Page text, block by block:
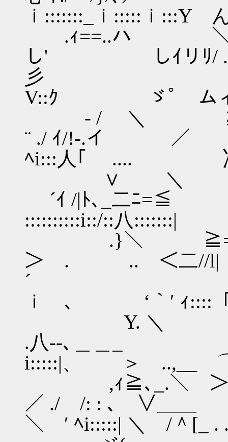
ｉ:::::::_ｉ:::::ｉ:::Y
.ｨ==..ハ ＼ .
し' しｲリﾘ/ .ｲ
彡 |
V::ｸ ゞﾟ ムィ
ゞ- / ＼
¨ ./ ｲ/!-.イ
ﾍi:::人｢ .... 冫
∨ ＼
´ｲ /|ﾄ､
::::::::::i::/::八
.}＼ ≧=-=ﾆ
＞ . .. ＜二//l|
´ _←‐=
ｉ 、 ‘｀′ ｨ::::
Y. ＼ ／∨八
.八--､
i:::::|、 ＞ ..,__
,ｨ≧､_.＼ ＞:.´{
／ ./ /: :
＼ ′ ﾍi:::::| ＼ /＾